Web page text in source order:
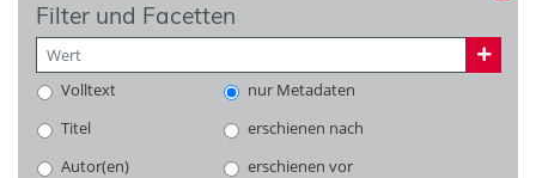
Filter und Facetten
Volltext
nur Metadaten
Titel
erschienen nach
Autor(en)
erschienen vor